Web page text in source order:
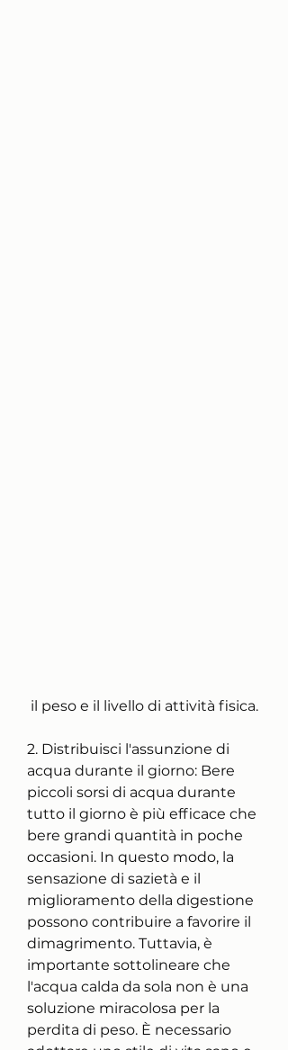
il peso e il livello di attività fisica.
2. Distribuisci l'assunzione di
acqua durante il giorno: Bere
piccoli sorsi di acqua durante
tutto il giorno è più efficace che
bere grandi quantità in poche
occasioni. In questo modo, la
sensazione di sazietà e il
miglioramento della digestione
possono contribuire a favorire il
dimagrimento. Tuttavia, è
importante sottolineare che
l'acqua calda da sola non è una
soluzione miracolosa per la
perdita di peso. È necessario